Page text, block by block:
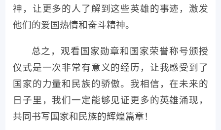
神，让更多的人了解到这些英雄的事迹，激发
他们的爱国热情和奋斗精神。
总之，观看国家勋章和国家荣誉称号颁授
仪式是一次非常有意义的经历，让我感受到了
国家的力量和民族的骄傲。我相信，在未来的
日子里，我们一定能够见证更多的英雄涌现，
共同书写国家和民族的辉煌篇章！